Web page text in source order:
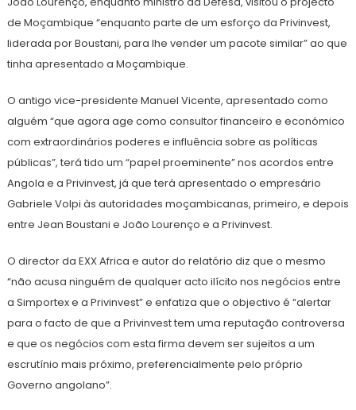
de Moçambique “enquanto parte de um esforço da Privinvest,
liderada por Boustani, para lhe vender um pacote similar” ao que
tinha apresentado a Moçambique.
O antigo vice-presidente Manuel Vicente, apresentado como
alguém “que agora age como consultor financeiro e económico
com extraordinários poderes e influência sobre as políticas
públicas”, terá tido um “papel proeminente” nos acordos entre
Angola e a Privinvest, já que terá apresentado o empresário
Gabriele Volpi às autoridades moçambicanas, primeiro, e depois
entre Jean Boustani e João Lourenço e a Privinvest.
O director da EXX Africa e autor do relatório diz que o mesmo
“não acusa ninguém de qualquer acto ilícito nos negócios entre
a Simportex e a Privinvest” e enfatiza que o objectivo é “alertar
para o facto de que a Privinvest tem uma reputação controversa
e que os negócios com esta firma devem ser sujeitos a um
escrutínio mais próximo, preferencialmente pelo próprio
Governo angolano”.